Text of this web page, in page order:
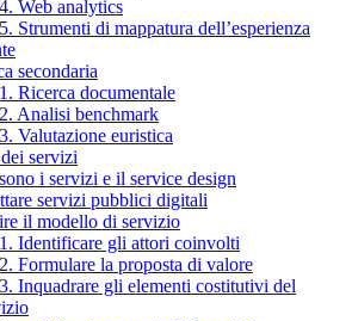
Web analytics
Strumenti di mappatura dell’esperienza
secondaria
Ricerca documentale
Analisi benchmark
Valutazione euristica
servizi
i servizi e il service design
servizi pubblici digitali
il modello di servizio
Identificare gli attori coinvolti
Formulare la proposta di valore
Inquadrare gli elementi costitutivi del